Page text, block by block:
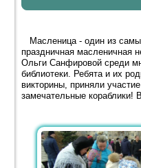
Масленица - один из
праздничная масленичная
Ольги Санфировой среди
библиотеки. Ребята и их
викторины, приняли
замечательные кораблики!